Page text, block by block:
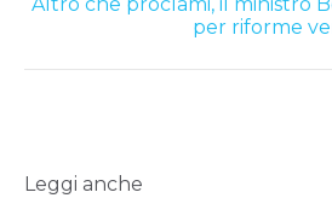
Next
post:
per riforme
Leggi anche